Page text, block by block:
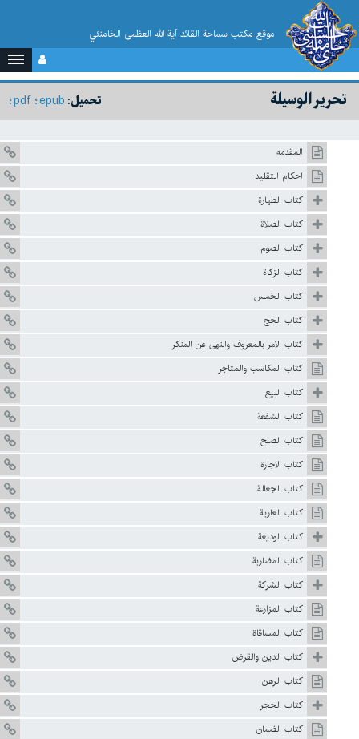
موقع مکتب سماحة القائد آية الله العظمى الخامنئي
تحميل: epub
pdf تحرير الوسيلة
المقدمه
احكام التقليد
كتاب الطهارة
كتاب الصلاة
كتاب الصوم
كتاب الزكاة
كتاب الخمس
كتاب الحج
كتاب الامر بالمعروف والنهى عن المنكر
كتاب المكاسب والمتاجر
كتاب البيع
كتاب الشفعة
كتاب الصلح
كتاب الاجارة
كتاب الجعالة
كتاب العارية
كتاب الوديعة
كتاب المضاربة
كتاب الشركة
كتاب المزارعة
كتاب المساقاة
كتاب الدين والقرض
كتاب الرهن
كتاب الحجر
كتاب الضمان